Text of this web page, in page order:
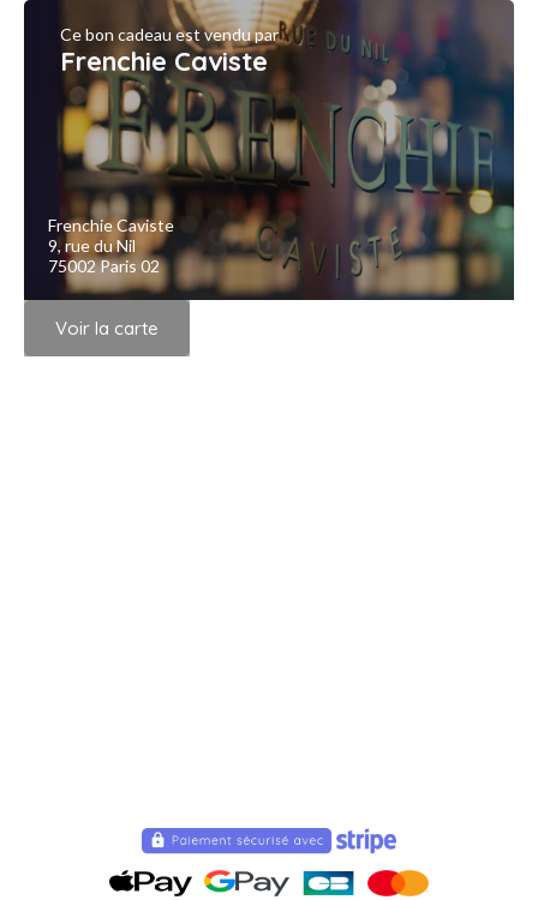
Ce bon cadeau est vendu par
Frenchie Caviste
Frenchie Caviste
9, rue du Nil
75002 Paris 02
Voir la carte